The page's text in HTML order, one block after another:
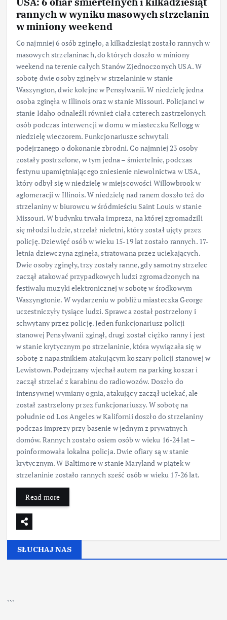
rannych w wyniku masowych strzelanin
w miniony weekend
Co najmniej 6 osób zginęło, a kilkadziesiąt zostało rannych w
masowych strzelaninach, do których doszło w miniony
weekend na terenie całych Stanów Zjednoczonych USA. W
sobotę dwie osoby zginęły w strzelaninie w stanie
Waszyngton, dwie kolejne w Pensylwanii. W niedzielę jedna
osoba zginęła w Illinois oraz w stanie Missouri. Policjanci w
stanie Idaho odnaleźli również ciała czterech zastrzelonych
osób podczas interwencji w domu w miasteczku Kellogg w
niedzielę wieczorem. Funkcjonariusze schwytali
podejrzanego o dokonanie zbrodni. Co najmniej 23 osoby
zostały postrzelone, w tym jedna – śmiertelnie, podczas
festynu upamiętniającego zniesienie niewolnictwa w USA,
który odbył się w niedzielę w miejscowości Willowbrook w
aglomeracji w Illinois. W niedzielę nad ranem doszło też do
strzelaniny w biurowcu w śródmieściu Saint Louis w stanie
Missouri. W budynku trwała impreza, na której zgromadzili
się młodzi ludzie, strzelał nieletni, który został ujęty przez
policję. Dziewięć osób w wieku 15-19 lat zostało rannych. 17-
letnia dziewczyna zginęła, stratowana przez uciekających.
Dwie osoby zginęły, trzy zostały ranne, gdy samotny strzelec
zaczął atakować przypadkowych ludzi zgromadzonych na
festiwalu muzyki elektronicznej w sobotę w środkowym
Waszyngtonie. W wydarzeniu w pobliżu miasteczka George
uczestniczyły tysiące ludzi. Sprawca został postrzelony i
schwytany przez policję. Jeden funkcjonariusz policji
stanowej Pensylwanii zginął, drugi został ciężko ranny i jest
w stanie krytycznym po strzelaninie, która wywiązała się w
sobotę z napastnikiem atakującym koszary policji stanowej w
Lewistown. Podejrzany wjechał autem na parking koszar i
zaczął strzelać z karabinu do radiowozów. Doszło do
intensywnej wymiany ognia, atakujący zaczął uciekać, ale
został zastrzelony przez funkcjonariuszy. W sobotę na
południe od Los Angeles w Kalifornii doszło do strzelaniny
podczas imprezy przy basenie w jednym z prywatnych
domów. Rannych zostało osiem osób w wieku 16-24 lat –
poinformowała lokalna policja. Dwie ofiary są w stanie
krytycznym. W Baltimore w stanie Maryland w piątek w
strzelaninie zostało rannych sześć osób w wieku 17-26 lat.
Read more
SŁUCHAJ NAS
```